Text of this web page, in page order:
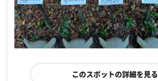
このスポットの詳細を見る